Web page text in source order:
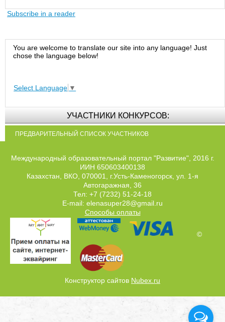
Subscribe in a reader
You are welcome to translate our site into any language! Just
chose the language below!
Select Language ▼
УЧАСТНИКИ КОНКУРСОВ:
ПРЕДВАРИТЕЛЬНЫЙ СПИСОК УЧАСТНИКОВ
Международный образовательный портал "Развитие", 2016 г.
ИИН 650603400138
Казахстан, ВКО, 070001, г.Усть-Каменогорск, ул. 1-я
Автогаражная, 36
Тел: +7 (7232) 51-24-18
E-mail: elenasuper28@gmail.ru
Способы оплаты
©
Конструктор сайтов Nubex.ru